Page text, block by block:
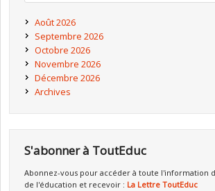
Août 2026
Septembre 2026
Octobre 2026
Novembre 2026
Décembre 2026
Archives
S'abonner à ToutEduc
Abonnez-vous pour accéder à toute l'information
de l'éducation et recevoir : La Lettre ToutEduc